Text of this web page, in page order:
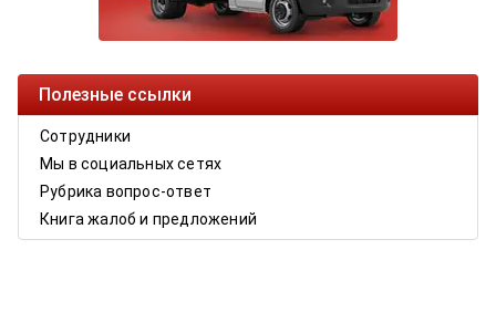
Полезные ссылки
Сотрудники
Мы в социальных сетях
Рубрика вопрос-ответ
Книга жалоб и предложений